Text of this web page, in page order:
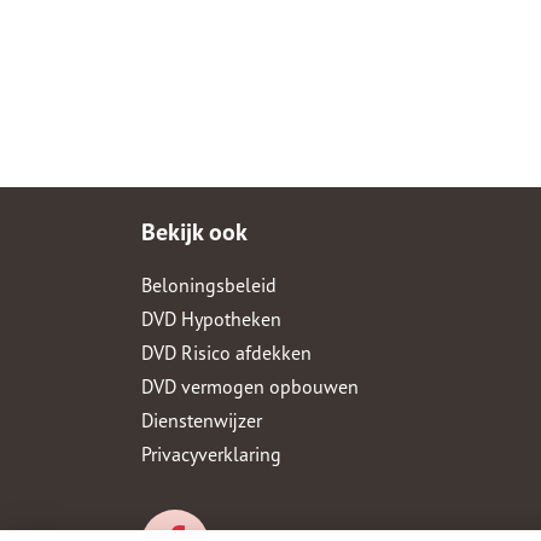
Bekijk ook
Beloningsbeleid
DVD Hypotheken
DVD Risico afdekken
DVD vermogen opbouwen
Dienstenwijzer
Privacyverklaring